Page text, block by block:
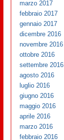
marzo 2017
febbraio 2017
gennaio 2017
dicembre 2016
novembre 2016
ottobre 2016
settembre 2016
agosto 2016
luglio 2016
giugno 2016
maggio 2016
aprile 2016
marzo 2016
febbraio 2016